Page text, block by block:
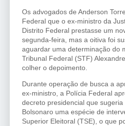
Os advogados de Anderson
Federal que o ex-ministro da
Distrito Federal prestasse um
segunda-feira, mas a oitiva foi
aguardar uma determinação do
Tribunal Federal (STF)
colher o depoimento.
Durante operação de busca a
ex-ministro, a Polícia Federal
decreto presidencial que
Bolsonaro uma espécie de
Superior Eleitoral (TSE), o que